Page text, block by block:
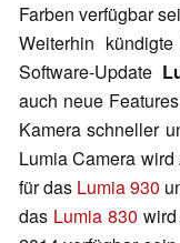
Farben verfügbar
Weiterhin
Software-Update
auch neue
Kamera schneller
Lumia Camera
für das Lumia 930
das Lumia 830